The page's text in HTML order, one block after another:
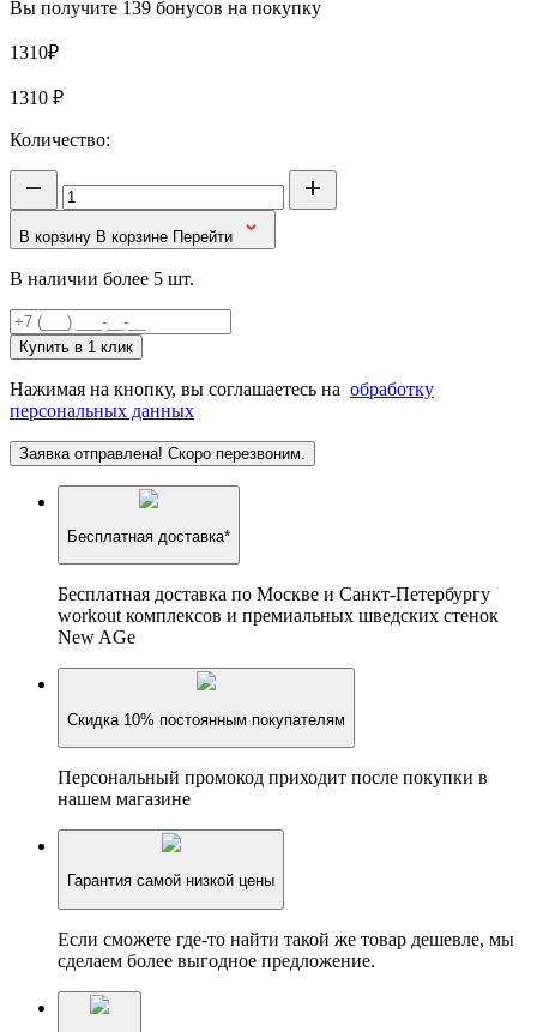
Вы получите 139 бонусов на покупку
1310₽
1310 ₽
Количество:
В корзину В корзине Перейти
В наличии более 5 шт.
Купить в 1 клик
Нажимая на кнопку, вы соглашаетесь на обработку
персональных данных
Заявка отправлена! Скоро перезвоним.
Бесплатная доставка*
Бесплатная доставка по Москве и Санкт-Петербургу
workout комплексов и премиальных шведских стенок
New AGe
Скидка 10% постоянным покупателям
Персональный промокод приходит после покупки в
нашем магазине
Гарантия самой низкой цены
Если сможете где-то найти такой же товар дешевле, мы
сделаем более выгодное предложение.